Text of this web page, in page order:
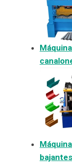
bajantes